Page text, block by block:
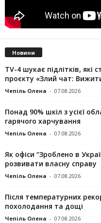
Новини
TV-4 шукає підлітків, які
проєкту «Злий чат:
Чепіль Олена - 07.08.2026
Понад 90% шкіл з усієї
гарячого харчування
Чепіль Олена - 07.08.2026
Як офіси “Зроблено в
розвивати власну справу
Чепіль Олена - 07.08.2026
Після температурних
похолодання та дощі
Чепіль Олена - 07.08.2026